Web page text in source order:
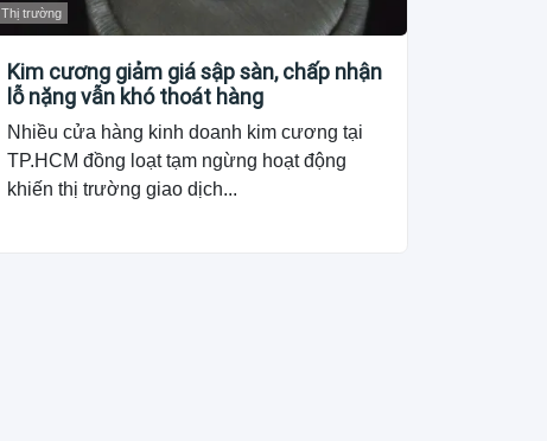
Thị trường
Kim cương giảm giá sập sàn, chấp nhận
lỗ nặng vẫn khó thoát hàng
Nhiều cửa hàng kinh doanh kim cương tại
TP.HCM đồng loạt tạm ngừng hoạt động
khiến thị trường giao dịch...